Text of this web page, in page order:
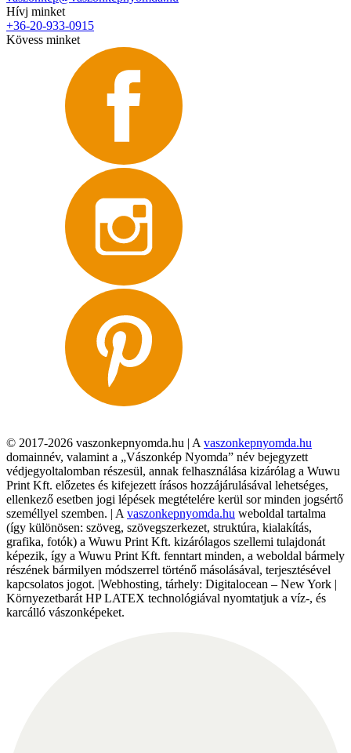
Hívj minket
+36-20-933-0915
Kövess minket
© 2017-2026 vaszonkepnyomda.hu | A vaszonkepnyomda.hu
domainnév, valamint a „Vászonkép Nyomda” név bejegyzett
védjegyoltalomban részesül, annak felhasználása kizárólag a Wuwu
Print Kft. előzetes és kifejezett írásos hozzájárulásával lehetséges,
ellenkező esetben jogi lépések megtételére kerül sor minden jogsértő
személlyel szemben. | A vaszonkepnyomda.hu weboldal tartalma
(így különösen: szöveg, szövegszerkezet, struktúra, kialakítás,
grafika, fotók) a Wuwu Print Kft. kizárólagos szellemi tulajdonát
képezik, így a Wuwu Print Kft. fenntart minden, a weboldal bármely
részének bármilyen módszerrel történő másolásával, terjesztésével
kapcsolatos jogot. |Webhosting, tárhely: Digitalocean – New York |
Környezetbarát HP LATEX technológiával nyomtatjuk a víz-, és
karcálló vászonképeket.